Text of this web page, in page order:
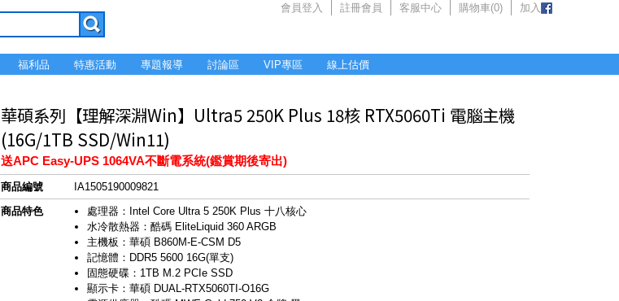
會員登入 註冊會員 客服中心 購物車(0) 加入
福利品 特惠活動 專題報導 討論區 VIP專區 線上估價
華碩系列【理解深淵Win】Ultra5 250K Plus 18核 RTX5060Ti 電腦主機
(16G/1TB SSD/Win11)
送APC Easy-UPS 1064VA不斷電系統(鑑賞期後寄出)
商品編號
IA1505190009821
商品特色
處理器：Intel Core Ultra 5 250K Plus 十八核心
水冷散熱器：酷碼 EliteLiquid 360 ARGB
主機板：華碩 B860M-E-CSM D5
記憶體：DDR5 5600 16G(單支)
固態硬碟：1TB M.2 PCIe SSD
顯示卡：華碩 DUAL-RTX5060TI-O16G